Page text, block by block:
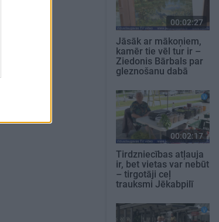
00:02:27
Jāsāk ar mākoņiem,
kamēr tie vēl tur ir –
Ziedonis Bārbals par
gleznošanu dabā
00:02:17
Tirdzniecības atļauja
ir, bet vietas var nebūt
– tirgotāji ceļ
trauksmi Jēkabpilī